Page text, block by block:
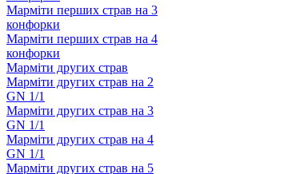
Марміти перших страв на 3
конфорки
Марміти перших страв на 4
конфорки
Марміти других страв
Марміти других страв на 2
GN 1/1
Марміти других страв на 3
GN 1/1
Марміти других страв на 4
GN 1/1
Марміти других страв на 5